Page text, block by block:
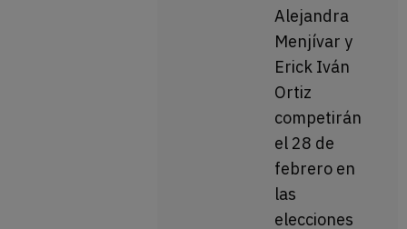
Alejandra
Menjívar y
Erick Iván
Ortiz
competirán
el 28 de
febrero en
las
elecciones